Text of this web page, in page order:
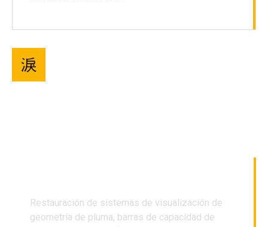
Restauración de sistemas de visualización de
geometría de pluma, barras de capacidad de